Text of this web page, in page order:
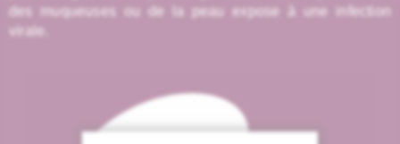
des muqueuses ou de la peau expose à une infection
virale.